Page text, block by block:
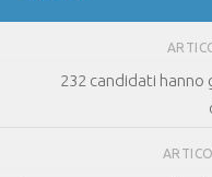
232 candidati hanno